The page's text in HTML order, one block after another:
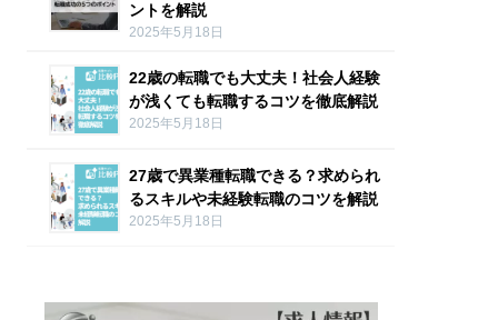
ントを解説
2025年5月18日
22歳の転職でも大丈夫！社会人経験
が浅くても転職するコツを徹底解説
2025年5月18日
27歳で異業種転職できる？求められ
るスキルや未経験転職のコツを解説
2025年5月18日